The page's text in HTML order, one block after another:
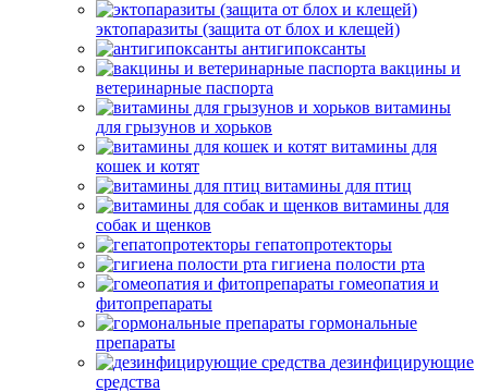
эктопаразиты (защита от блох и клещей)
антигипоксанты
вакцины и
ветеринарные паспорта
витамины
для грызунов и хорьков
витамины для
кошек и котят
витамины для птиц
витамины для
собак и щенков
гепатопротекторы
гигиена полости рта
гомеопатия и
фитопрепараты
гормональные
препараты
дезинфицирующие
средства